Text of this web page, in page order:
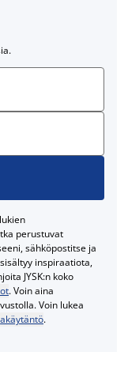
perustuvat
sähköpostitse ja
inspiraatiota,
JYSK:n koko
. Voin aina
Voin lukea
.